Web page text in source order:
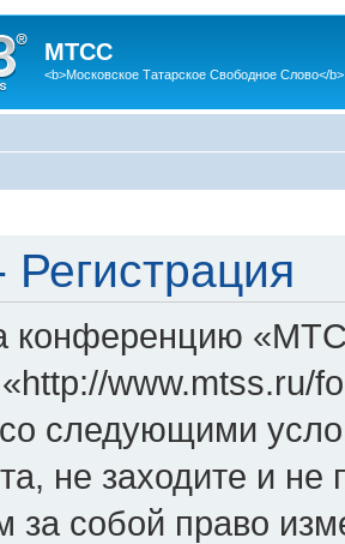
МТСС
<b>Московское Татарское Свободное Слово</b>
конференцию
www.mtss.ru/
со следующими
не заходите и
за собой право